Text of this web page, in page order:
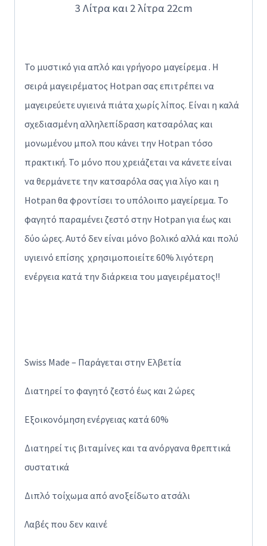
3 Λίτρα και 2 λίτρα 22cm
Το μυστικό για απλό και γρήγορο μαγείρεμα . Η
σειρά μαγειρέματος Hotpan σας επιτρέπει να
μαγειρεύετε υγιεινά πιάτα χωρίς λίπος. Είναι η καλά
σχεδιασμένη αλληλεπίδραση κατσαρόλας και
μονωμένου μπολ που κάνει την Hotpan τόσο
πρακτική. Το μόνο που χρειάζεται να κάνετε είναι
να θερμάνετε την κατσαρόλα σας για λίγο και η
Hotpan θα φροντίσει το υπόλοιπο μαγείρεμα. Το
φαγητό παραμένει ζεστό στην Hotpan για έως και
δύο ώρες. Αυτό δεν είναι μόνο βολικό αλλά και πολύ
υγιεινό επίσης χρησιμοποιείτε 60% λιγότερη
ενέργεια κατά την διάρκεια του μαγειρέματος!!
Swiss Made – Παράγεται στην Ελβετία
Διατηρεί το φαγητό ζεστό έως και 2 ώρες
Εξοικονόμηση ενέργειας κατά 60%
Διατηρεί τις βιταμίνες και τα ανόργανα θρεπτικά
συστατικά
Διπλό τοίχωμα από ανοξείδωτο ατσάλι
Λαβές που δεν καινέ